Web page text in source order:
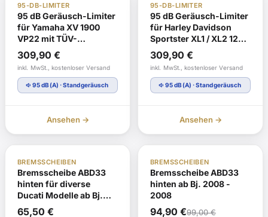
95-DB-LIMITER
95 dB Geräusch-Limiter
für Yamaha XV 1900
VP22 mit TÜV-
Gutachten
309,90 €
inkl. MwSt., kostenloser Versand
volume_down 95 dB(A) · Standgeräusch
Ansehen →
95-DB-LIMITER
95 dB Geräusch-Limiter
für Harley Davidson
Sportster XL1 / XL2 1200
EG-BE
e4*92/61*0028*00 mit
TÜV-Gutachten
309,90 €
inkl. MwSt., kostenloser Versand
volume_down 95 dB(A) · Standgeräusch
Ansehen →
BREMSSCHEIBEN
Bremsscheibe ABD33
hinten für diverse
Ducati Modelle ab Bj.
1997 - 2003
65,50 €
BREMSSCHEIBEN
Bremsscheibe ABD33
hinten ab Bj. 2008 -
2008
99,00€
Ursprünglicher
94,90 €
Aktueller